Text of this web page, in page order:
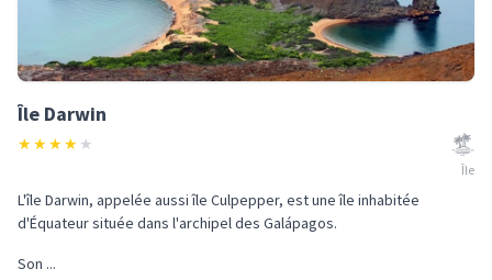
Île Darwin
★★★★ ★
Île
L'île Darwin, appelée aussi île Culpepper, est une île inhabitée
d'Équateur située dans l'archipel des Galápagos.
Son ...